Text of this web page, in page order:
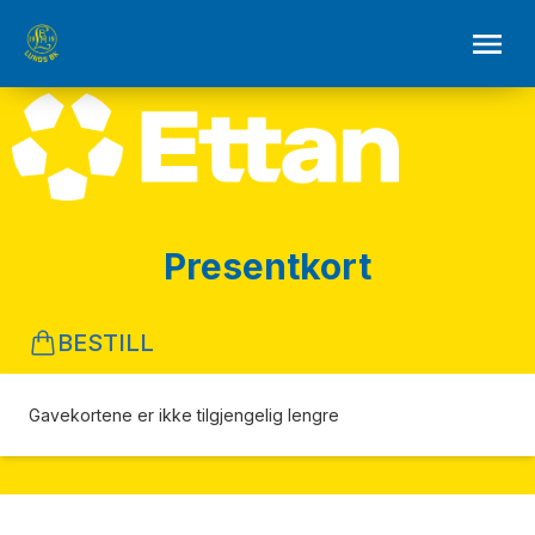
Presentkort
BESTILL
Gavekortene er ikke tilgjengelig lengre